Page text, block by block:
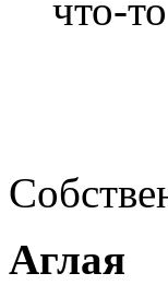
что-
Аглая